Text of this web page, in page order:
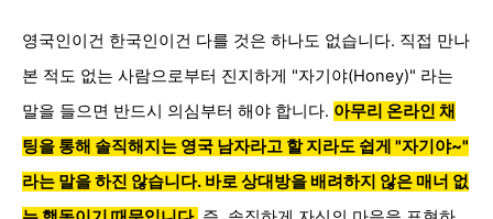
영국인이건 한국인이건 다를 것은 하나도 없습니다. 직접 만나
본 적도 없는 사람으로부터 진지하게 "자기야(Honey)" 라는
말을 들으면 반드시 의심부터 해야 합니다. 아무리 온라인 채
팅을 통해 솔직해지는 영국 남자라고 할 지라도 쉽게 "자기야~"
라는 말을 하진 않습니다. 바로 상대방을 배려하지 않은 매너 없